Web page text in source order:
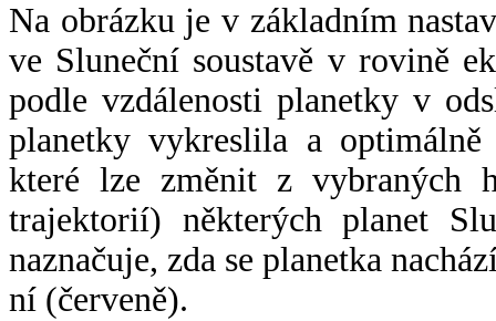
Na obrázku je v základním
ve Sluneční soustavě v rovině
podle vzdálenosti planetky v
planetky vykreslila a
které lze změnit z vybraných
trajektorií) některých planet
naznačuje, zda se planetka
ní (červeně).